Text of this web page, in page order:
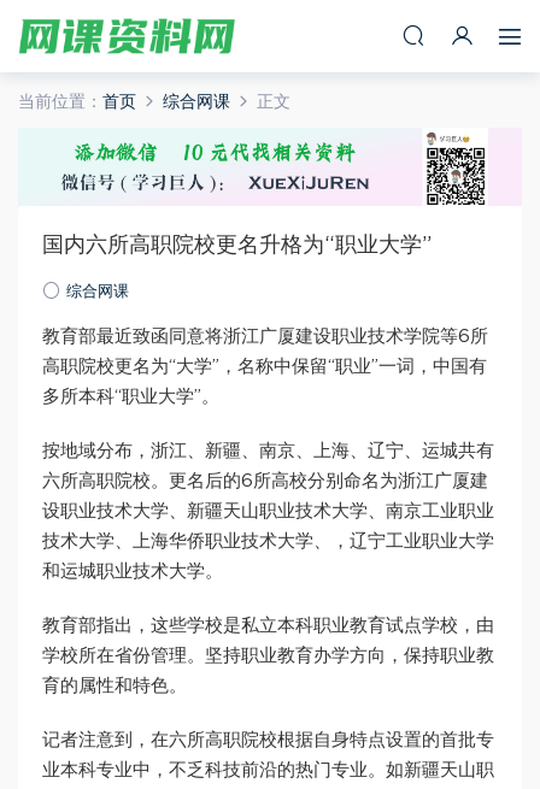
当前位置： 首页 综合网课 正文
国内六所高职院校更名升格为“职业大学”
综合网课
教育部最近致函同意将浙江广厦建设职业技术学院等6所
高职院校更名为“大学”，名称中保留“职业”一词，中国有
多所本科“职业大学”。
按地域分布，浙江、新疆、南京、上海、辽宁、运城共有
六所高职院校。更名后的6所高校分别命名为浙江广厦建
设职业技术大学、新疆天山职业技术大学、南京工业职业
技术大学、上海华侨职业技术大学、，辽宁工业职业大学
和运城职业技术大学。
教育部指出，这些学校是私立本科职业教育试点学校，由
学校所在省份管理。坚持职业教育办学方向，保持职业教
育的属性和特色。
记者注意到，在六所高职院校根据自身特点设置的首批专
业本科专业中，不乏科技前沿的热门专业。如新疆天山职